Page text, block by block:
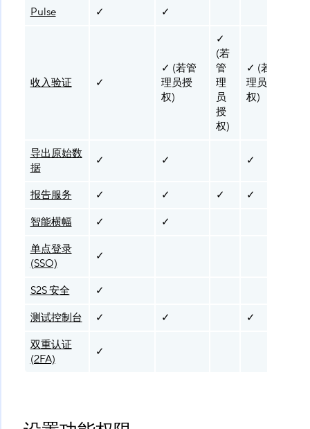
Pulse
✓ ✓
收入验证 ✓
✓ (若管
理员授
权)
✓
(若
管
理
员
授
权)
✓ (若管
理员授
权)
导出原始数
据
✓ ✓ ✓
报告服务 ✓ ✓ ✓ ✓
智能横幅
✓
✓
单点登录
(SSO)
✓
S2S 安全
✓
测试控制台
✓ ✓
✓
双重认证
(2FA)
✓